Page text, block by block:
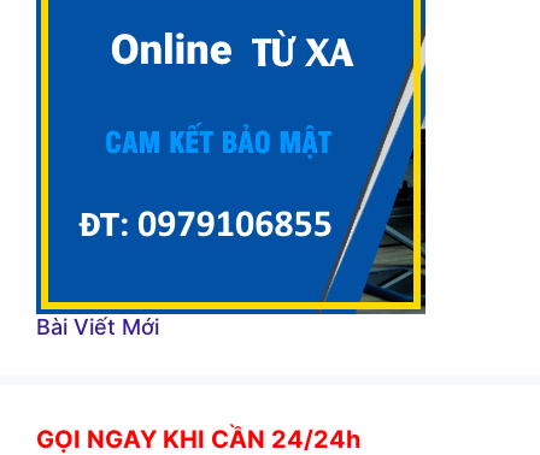
Bài Viết Mới
GỌI NGAY KHI CẦN 24/24h